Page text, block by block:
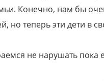
Конечно, нам бы
но теперь эти дети в
не нарушать пока